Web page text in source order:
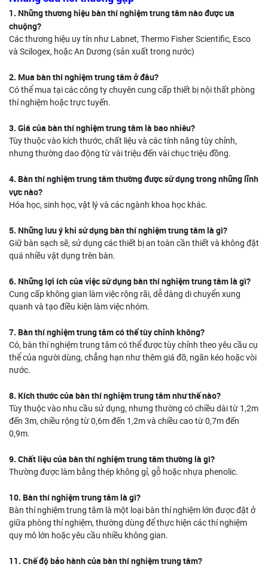
1. Những thương hiệu bàn thí nghiệm trung tâm nào được ưa
chuộng?
Các thương hiệu uy tín như Labnet, Thermo Fisher Scientific, Esco
và Scilogex, hoặc An Dương (sản xuất trong nước)
2. Mua bàn thí nghiệm trung tâm ở đâu?
Có thể mua tại các công ty chuyên cung cấp thiết bị nội thất phòng
thí nghiệm hoặc trực tuyến.
3. Giá của bàn thí nghiệm trung tâm là bao nhiêu?
Tùy thuộc vào kích thước, chất liệu và các tính năng tùy chỉnh,
nhưng thường dao động từ vài triệu đến vài chục triệu đồng.
4. Bàn thí nghiệm trung tâm thường được sử dụng trong những lĩnh
vực nào?
Hóa học, sinh học, vật lý và các ngành khoa học khác.
5. Những lưu ý khi sử dụng bàn thí nghiệm trung tâm là gì?
Giữ bàn sạch sẽ, sử dụng các thiết bị an toàn cần thiết và không đặt
quá nhiều vật dụng trên bàn.
6. Những lợi ích của việc sử dụng bàn thí nghiệm trung tâm là gì?
Cung cấp không gian làm việc rộng rãi, dễ dàng di chuyển xung
quanh và tạo điều kiện làm việc nhóm.
7. Bàn thí nghiệm trung tâm có thể tùy chỉnh không?
Có, bàn thí nghiệm trung tâm có thể được tùy chỉnh theo yêu cầu cụ
thể của người dùng, chẳng hạn như thêm giá đỡ, ngăn kéo hoặc vòi
nước.
8. Kích thước của bàn thí nghiệm trung tâm như thế nào?
Tùy thuộc vào nhu cầu sử dụng, nhưng thường có chiều dài từ 1,2m
đến 3m, chiều rộng từ 0,6m đến 1,2m và chiều cao từ 0,7m đến
0,9m.
9. Chất liệu của bàn thí nghiệm trung tâm thường là gì?
Thường được làm bằng thép không gỉ, gỗ hoặc nhựa phenolic.
10. Bàn thí nghiệm trung tâm là gì?
Bàn thí nghiệm trung tâm là một loại bàn thí nghiệm lớn được đặt ở
giữa phòng thí nghiệm, thường dùng để thực hiện các thí nghiệm
quy mô lớn hoặc yêu cầu nhiều không gian.
11. Chế độ bảo hành của bàn thí nghiệm trung tâm?